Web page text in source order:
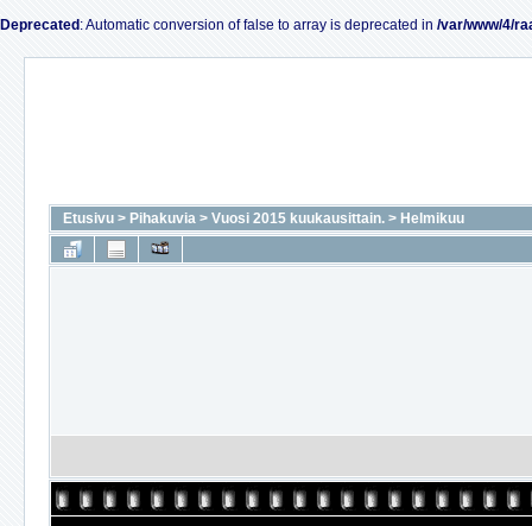
Deprecated : Automatic conversion of false to array is deprecated in /var/www/4/
Etusivu > Pihakuvia > Vuosi 2015 kuukausittain. > Helmikuu